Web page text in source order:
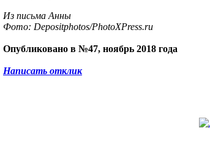
Из письма Анны
Фото: Depositphotos/PhotoXPress.ru
Опубликовано в №47, ноябрь 2018 года
Написать отклик